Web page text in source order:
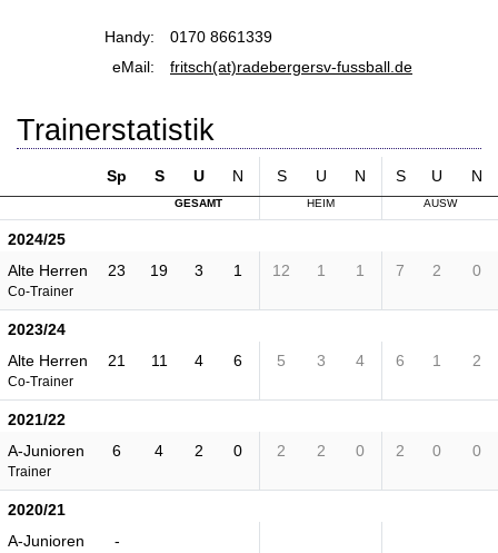
Handy:
0170 8661339
eMail:
fritsch(at)radebergersv-fussball.de
Trainerstatistik
Sp S U N S U N S U N
GESAMT HEIM AUSW
2024/25
Alte Herren
Co-Trainer
23 19 3 1 12 1 1 7 2 0
2023/24
Alte Herren
Co-Trainer
21 11 4 6 5 3 4 6 1 2
2021/22
A-Junioren
Trainer
6 4 2 0 2 2 0 2 0 0
2020/21
A-Junioren
-